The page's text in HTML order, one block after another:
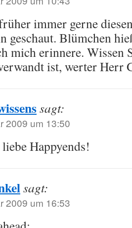
immer gerne
geschaut. Blümchen
mich erinnere. Wissen
ist, werter Herr
sagt:
2009 um 13:50
Happyends!
sagt:
2009 um 16:53